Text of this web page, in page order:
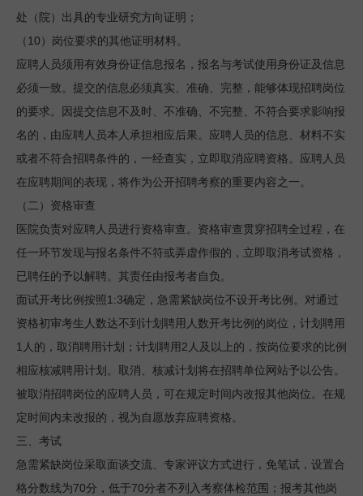
处（院）出具的专业研究方向证明；
（ 10 ）岗位要求的其他证明材料。
应聘人员须用有效身份证信息报名，报名与考试使用身份证及信息
必须一致。提交的信息必须真实、准确、完整，能够体现招聘岗位
的要求。因提交信息不及时、不准确、不完整、不符合要求影响报
名的，由应聘人员本人承担相应后果。应聘人员的信息、材料不实
或者不符合招聘条件的，一经查实，立即取消应聘资格。应聘人员
在应聘期间的表现，将作为公开招聘考察的重要内容之一。
（二）资格审查
医院负责对应聘人员进行资格审查。资格审查贯穿招聘全过程，在
任一环节发现与报名条件不符或弄虚作假的，立即取消考试资格，
已聘任的予以解聘。其责任由报考者自负。
面试开考比例按照1:3确定，急需紧缺岗位不设开考比例。对通过
资格初审考生人数达不到计划聘用人数开考比例的岗位，计划聘用
1 人的，取消聘用计划；计划聘用 2 人及以上的，按岗位要求的比例
相应核减聘用计划。取消、核减计划将在招聘单位网站予以公告。
被取消招聘岗位的应聘人员，可在规定时间内改报其他岗位。在规
定时间内未改报的，视为自愿放弃应聘资格。
三、考试
急需紧缺岗位采取面谈交流、专家评议方式进行，免笔试，设置合
格分数线为70分，低于70分者不列入考察体检范围；报考其他岗